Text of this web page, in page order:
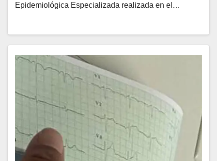
Epidemiológica Especializada realizada en el…